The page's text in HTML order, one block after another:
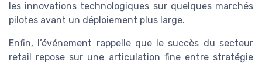
les innovations technologiques sur quelques marchés
pilotes avant un déploiement plus large.
Enfin, l’événement rappelle que le succès du secteur
retail repose sur une articulation fine entre stratégie